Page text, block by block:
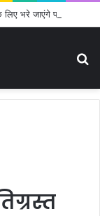
भरे जाएंगे फार्म